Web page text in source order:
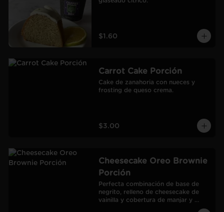
$1.60
Carrot Cake Porción
Cake de zanahoria con nueces y
frosting de queso crema.
$3.00
Cheesecake Oreo Brownie
Porción
Perfecta combinación de base de
negrito, relleno de cheesecake de
vainilla y cobertura de manjar y